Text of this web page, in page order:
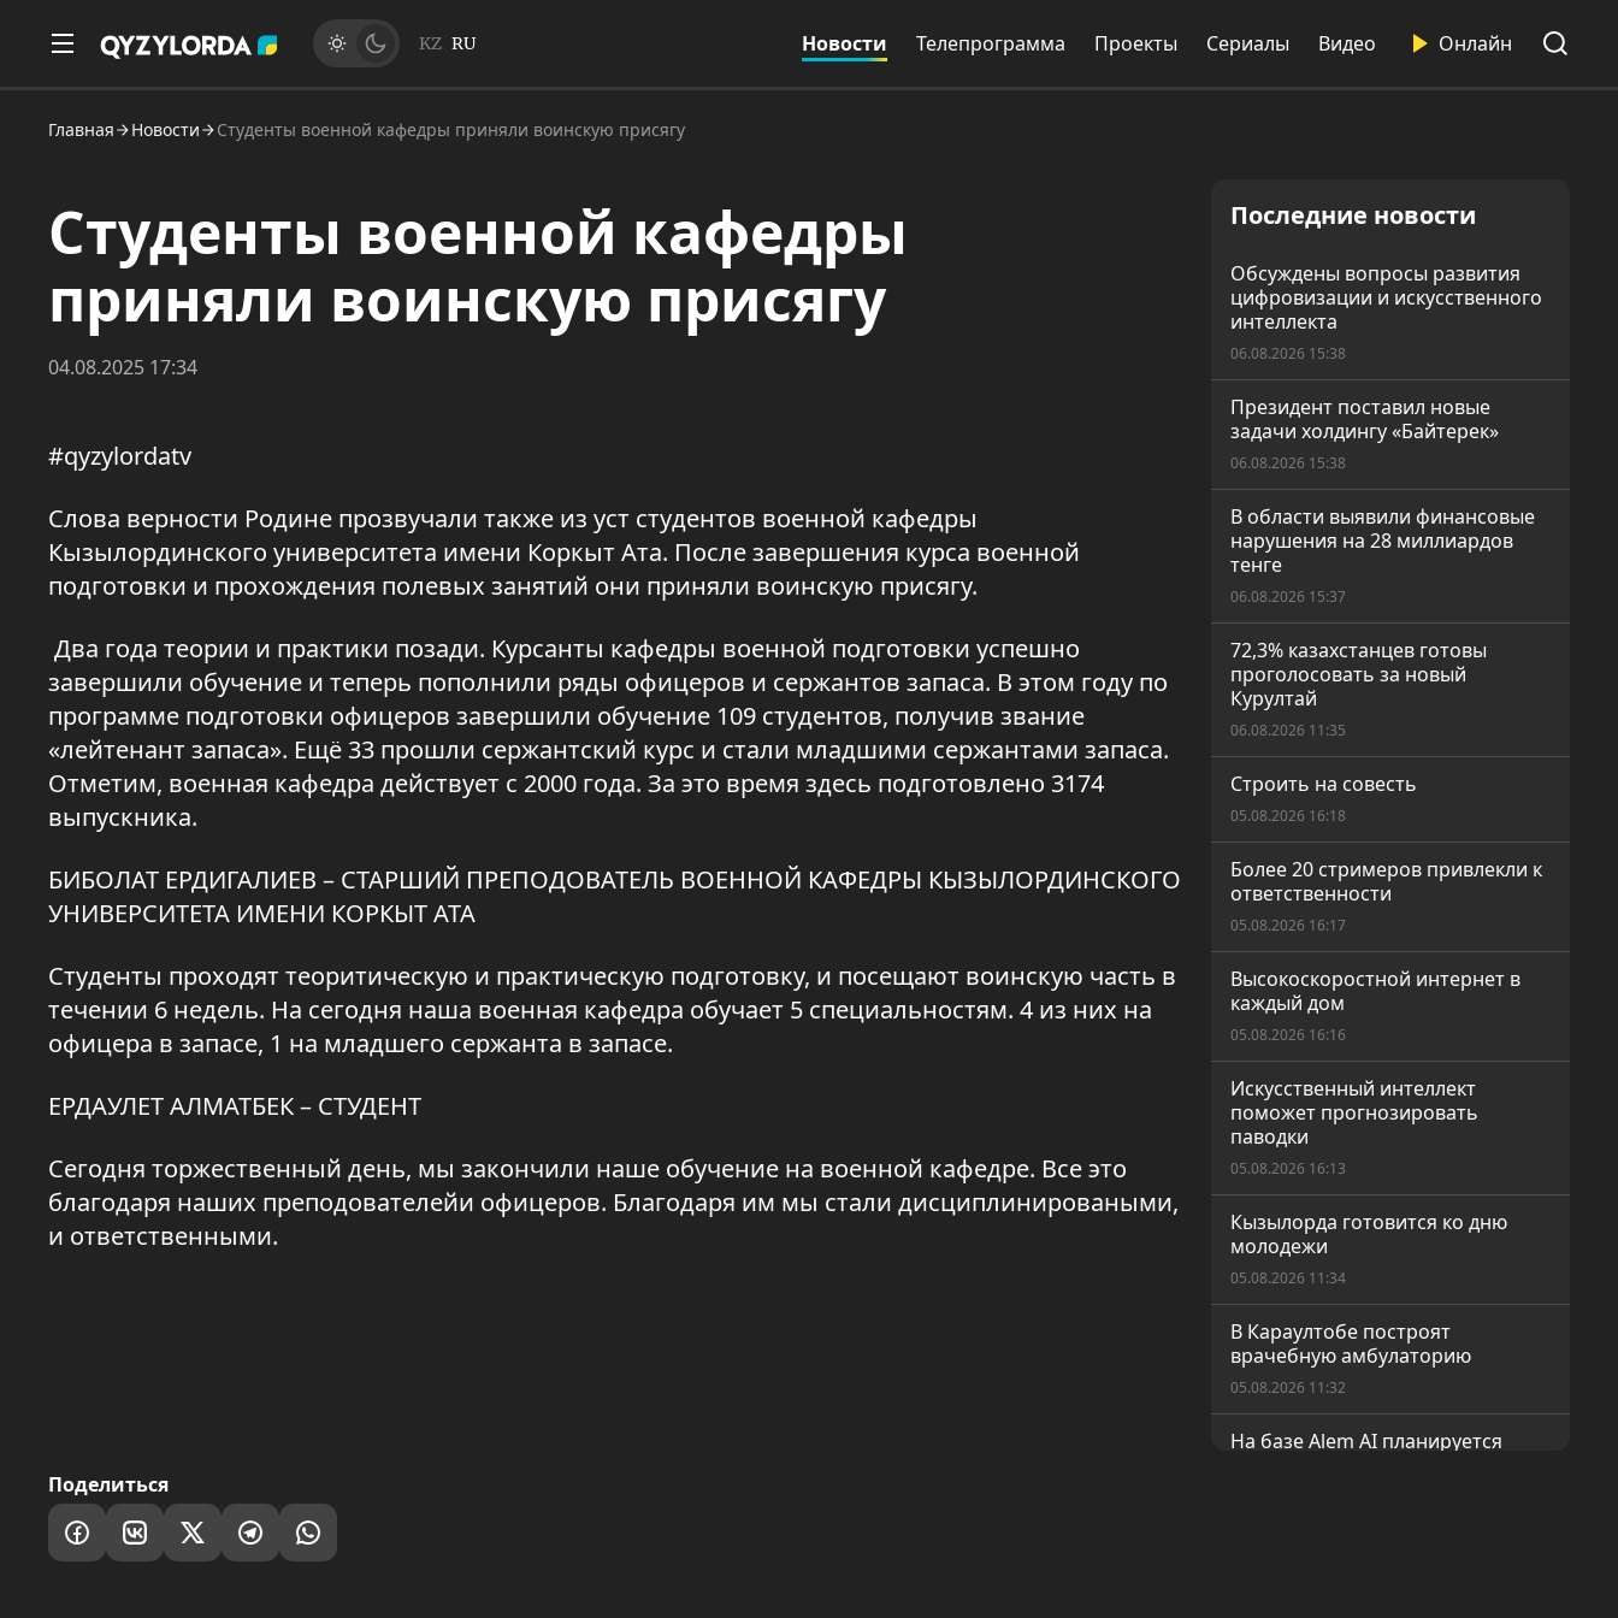
KZ RU Новости Телепрограмма Проекты Сериалы Видео Онлайн
Главная Новости Студенты военной кафедры приняли воинскую присягу
Студенты военной кафедры
приняли воинскую присягу
04.08.2025 17:34
#qyzylordatv
Слова верности Родине прозвучали также из уст студентов военной кафедры
Кызылординского университета имени Коркыт Ата. После завершения курса военной
подготовки и прохождения полевых занятий они приняли воинскую присягу.
Два года теории и практики позади. Курсанты кафедры военной подготовки успешно
завершили обучение и теперь пополнили ряды офицеров и сержантов запаса. В этом году по
программе подготовки офицеров завершили обучение 109 студентов, получив звание
«лейтенант запаса». Ещё 33 прошли сержантский курс и стали младшими сержантами запаса.
Отметим, военная кафедра действует с 2000 года. За это время здесь подготовлено 3174
выпускника.
БИБОЛАТ ЕРДИГАЛИЕВ – СТАРШИЙ ПРЕПОДОВАТЕЛЬ ВОЕННОЙ КАФЕДРЫ КЫЗЫЛОРДИНСКОГО
УНИВЕРСИТЕТА ИМЕНИ КОРКЫТ АТА
Студенты проходят теоритическую и практическую подготовку, и посещают воинскую часть в
течении 6 недель. На сегодня наша военная кафедра обучает 5 специальностям. 4 из них на
офицера в запасе, 1 на младшего сержанта в запасе.
ЕРДАУЛЕТ АЛМАТБЕК – СТУДЕНТ
Сегодня торжественный день, мы закончили наше обучение на военной кафедре. Все это
благодаря наших преподователейи офицеров. Благодаря им мы стали дисциплинироваными,
и ответственными.
Поделиться
Последние новости
Обсуждены вопросы развития
цифровизации и искусственного
интеллекта
06.08.2026 15:38
Президент поставил новые
задачи холдингу «Байтерек»
06.08.2026 15:38
В области выявили финансовые
нарушения на 28 миллиардов
тенге
06.08.2026 15:37
72,3% казахстанцев готовы
проголосовать за новый
Курултай
06.08.2026 11:35
Строить на совесть
05.08.2026 16:18
Более 20 стримеров привлекли к
ответственности
05.08.2026 16:17
Высокоскоростной интернет в
каждый дом
05.08.2026 16:16
Искусственный интеллект
поможет прогнозировать
паводки
05.08.2026 16:13
Кызылорда готовится ко дню
молодежи
05.08.2026 11:34
В Караултобе построят
врачебную амбулаторию
05.08.2026 11:32
На базе Alem AI планируется